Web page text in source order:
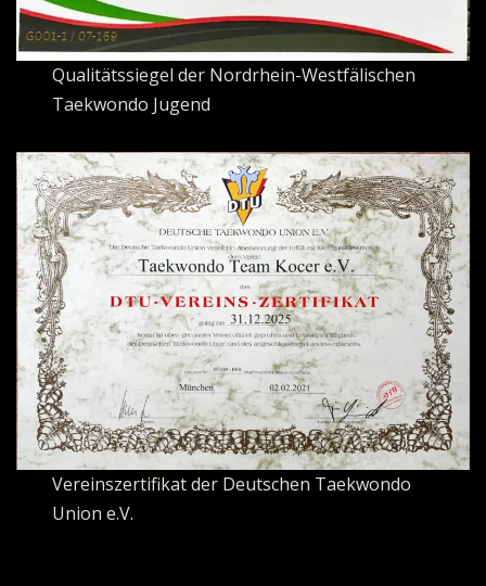
Qualitätssiegel der Nordrhein-Westfälischen
Taekwondo Jugend
Vereinszertifikat der Deutschen Taekwondo
Union e.V.